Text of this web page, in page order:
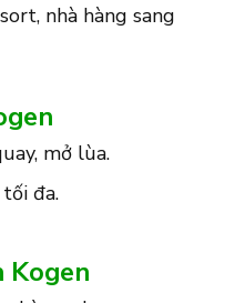
nhà hàng sang
mở lùa.
đa.
Kogen